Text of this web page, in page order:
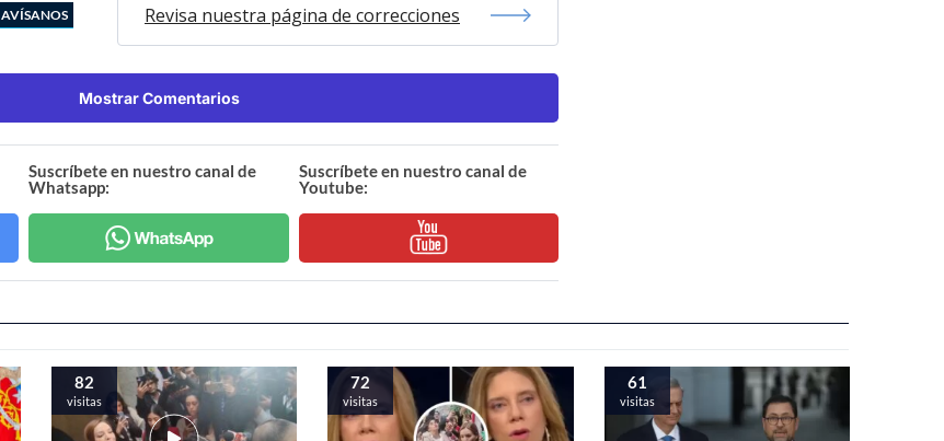
AVÍSANOS Revisa nuestra página de correcciones
Mostrar Comentarios
Suscríbete en nuestro canal de
Whatsapp:
Suscríbete en nuestro canal de
Youtube:
82
visitas
72
visitas
61
visitas